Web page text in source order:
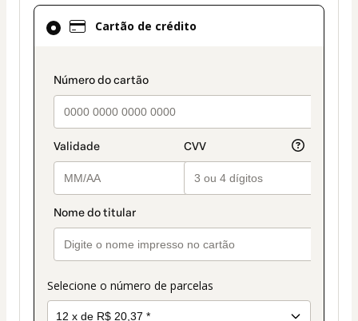
Cartão de crédito
payment_data.section_title_v2
Selecione o número de parcelas
Cartão
de
como
método